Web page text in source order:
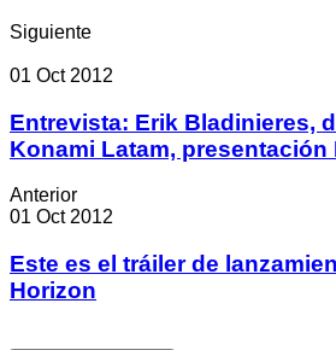
Siguiente
01 Oct 2012
Entrevista: Erik Bladinieres,
Konami Latam, presentación
Anterior
01 Oct 2012
Este es el tráiler de
Horizon